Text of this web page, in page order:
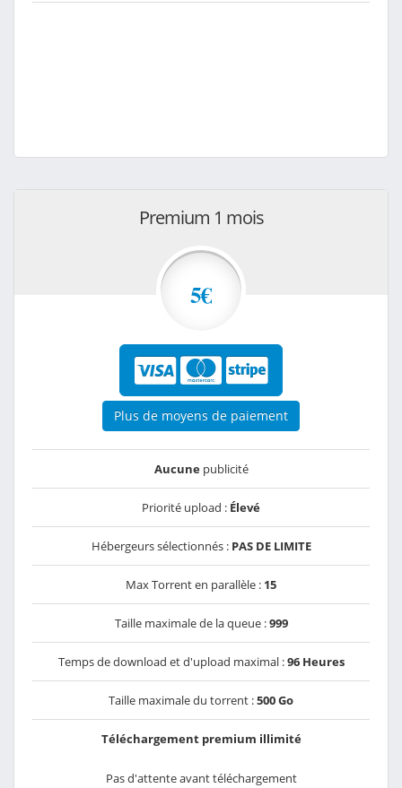
Premium 1 mois
5€
Plus de moyens de paiement
Aucunepublicité
Priorité upload : Élevé
Hébergeurs sélectionnés : PAS DE LIMITE
Max Torrent en parallèle : 15
Taille maximale de la queue :999
Temps de download et d'upload maximal :96 Heures
Taille maximale du torrent :500 Go
Téléchargement premium illimité
Pas d'attente avant téléchargement